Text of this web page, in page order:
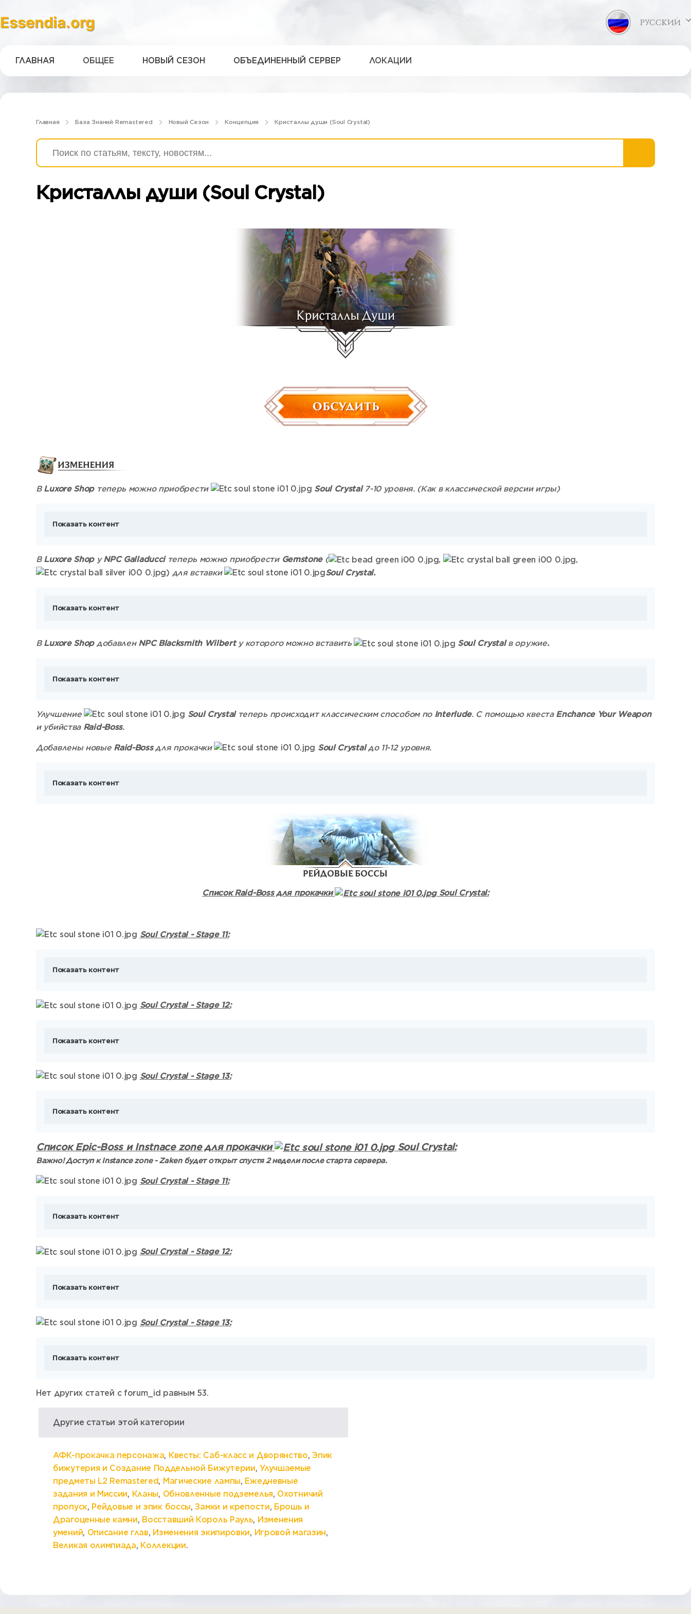
Essendia.org РУССКИЙ
ГЛАВНАЯ ОБЩЕЕ НОВЫЙ СЕЗОН ОБЪЕДИНЕННЫЙ СЕРВЕР ЛОКАЦИИ
Главная База Знаний Remastered Новый Сезон Концепция Кристаллы души (Soul Crystal)
Кристаллы души (Soul Crystal)
ВLuxore Shopтеперь можно приобрести Soul Crystal7-10 уровня. (Как в классической версии игры)
Показать контент
В Luxore ShopуNPC Galladucci теперь можно приобрести Gemstone( ,
,
) для вставки Soul Crystal.
Показать контент
ВLuxore Shop добавленNPC Blacksmith Wilbert у которого можно вставить Soul Crystalв оружие.
Показать контент
Улучшение Soul Crystalтеперь происходит классическим способом по Interlude. С помощью квеста Enchance Your Weapon
и убийства Raid-Boss.
Добавлены новые Raid-Bossдля прокачки Soul Crystalдо 11-12 уровня.
Показать контент
Список Raid-Boss для прокачки Soul Crystal:
Soul Crystal - Stage 11:
Показать контент
Soul Crystal - Stage 12:
Показать контент
Soul Crystal - Stage 13:
Показать контент
Список Epic-Boss и Instnace zone для прокачки Soul Crystal:
Важно! Доступ к Instance zone - Zaken будет открыт спустя 2 недели после старта сервера.
Soul Crystal - Stage 11:
Показать контент
Soul Crystal - Stage 12:
Показать контент
Soul Crystal - Stage 13:
Показать контент
Нет других статей с forum_id равным 53.
Другие статьи этой категории
АФК-прокачка персонажа, Квесты: Саб-класс и Дворянство,Эпик
бижутерия и Создание Поддельной Бижутерии,Улучшаемые
предметы L2 Remastered, Магические лампы, Ежедневные
задания и Миссии, Кланы, Обновленные подземелья, Охотничий
пропуск, Рейдовые и эпик боссы,Замки и крепости, Брошь и
Драгоценные камни, Восставший Король Рауль, Изменения
умений, Описание глав, Изменения экипировки, Игровой магазин,
Великая олимпиада, Коллекции.